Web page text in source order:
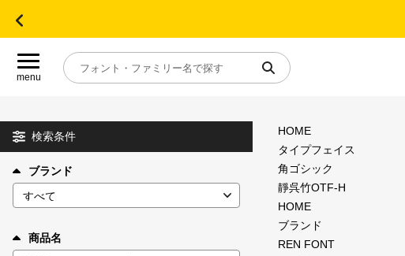
menu
目的別フォントガイド
特集
検索条件
ブランド
商品名
HOME
タイプフェイス
角ゴシック
靜呉竹OTF-H
HOME
ブランド
REN FONT